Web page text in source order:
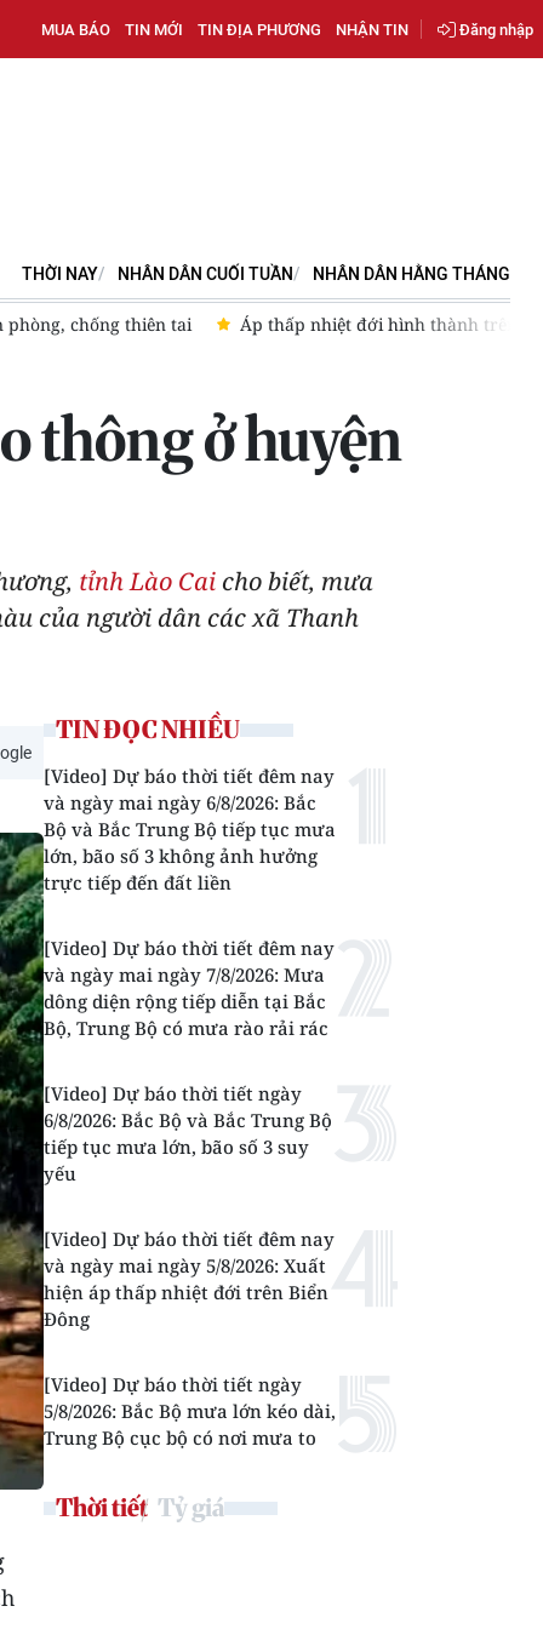
MUA BÁO TIN MỚI TIN ĐỊA PHƯƠNG NHẬN TIN Đăng nhập
THỜI NAY NHÂN DÂN CUỐI TUẦN NHÂN DÂN HẰNG THÁNG
cấp 8, biển động [Video] Dự báo thời tiết đêm nay và
thông ở huyện
tỉnh Lào Cai cho biết, mưa
của người dân các xã Thanh
TIN ĐỌC NHIỀU
[Video] Dự báo thời tiết đêm nay
và ngày mai ngày 6/8/2026: Bắc
Bộ và Bắc Trung Bộ tiếp tục mưa
lớn, bão số 3 không ảnh hưởng
trực tiếp đến đất liền
[Video] Dự báo thời tiết đêm nay
và ngày mai ngày 7/8/2026: Mưa
dông diện rộng tiếp diễn tại Bắc
Bộ, Trung Bộ có mưa rào rải rác
[Video] Dự báo thời tiết ngày
6/8/2026: Bắc Bộ và Bắc Trung Bộ
tiếp tục mưa lớn, bão số 3 suy
yếu
[Video] Dự báo thời tiết đêm nay
và ngày mai ngày 5/8/2026: Xuất
hiện áp thấp nhiệt đới trên Biển
Đông
[Video] Dự báo thời tiết ngày
5/8/2026: Bắc Bộ mưa lớn kéo dài,
Trung Bộ cục bộ có nơi mưa to
Thời tiết Tỷ giá